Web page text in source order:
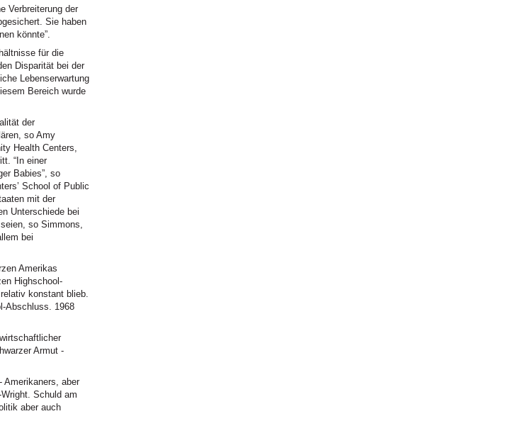
Verbreiterung der
Sie haben
könnte”.
für die
Disparität bei der
Lebenserwartung
Bereich wurde
der
so Amy
Health Centers,
“In einer
Babies”, so
School of Public
mit der
Unterschiede bei
so Simmons,
bei
Amerikas
Highschool-
konstant blieb.
Abschluss. 1968
Armut -
Amerikaners, aber
Schuld am
aber auch